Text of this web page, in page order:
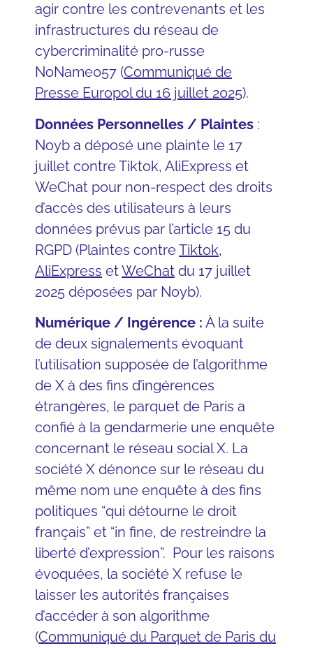
agir contre les contrevenants et les
infrastructures du réseau de
cybercriminalité pro-russe
NoName057 (Communiqué de
Presse Europol du 16 juillet 2025).
Données Personnelles / Plaintes :
Noyb a déposé une plainte le 17
juillet contre Tiktok, AliExpress et
WeChat pour non-respect des droits
d’accès des utilisateurs à leurs
données prévus par l’article 15 du
RGPD (Plaintes contreTiktok,
AliExpress etWeChat du 17 juillet
2025 déposées par Noyb).
Numérique / Ingérence : À la suite
de deux signalements évoquant
l’utilisation supposée de l’algorithme
de X à des fins d’ingérences
étrangères, le parquet de Paris a
confié à la gendarmerie une enquête
concernant le réseau social X. La
société X dénonce sur le réseau du
même nom une enquête à des fins
politiques “qui détourne le droit
français” et “in fine, de restreindre la
liberté d’expression”. Pour les raisons
évoquées, la société X refuse le
laisser les autorités françaises
d’accéder à son algorithme
(Communiqué du Parquet de Paris du